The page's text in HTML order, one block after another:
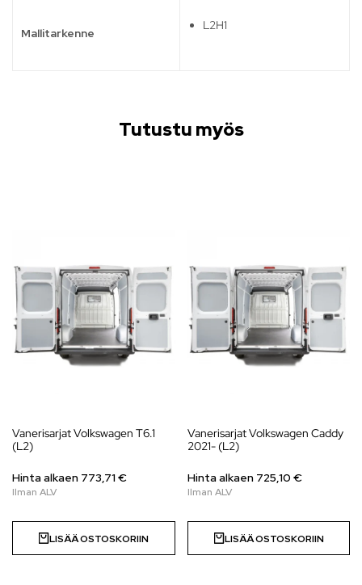
Mallitarkenne
L2H1
Tutustu myös
Vanerisarjat Volkswagen T6.1
(L2)
Hinta alkaen 773,71€
LISÄÄ OSTOSKORIIN
Vanerisarjat Volkswagen Caddy
2021- (L2)
Hinta alkaen 725,10 €
LISÄÄ OSTOSKORIIN